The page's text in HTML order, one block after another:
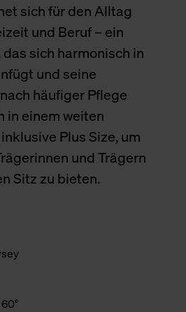
sich für den Alltag
und Beruf – ein
sich harmonisch in
und seine
häufiger Pflege
in einem weiten
Plus Size, um
und Trägern
Sitz zu bieten.